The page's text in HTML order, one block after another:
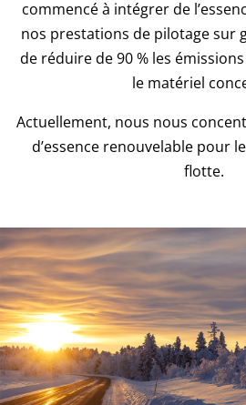
commencé à intégrer de
nos prestations de pilotage sur
de réduire de 90 % les
le matériel
Actuellement, nous nous
d’essence renouvelable pour
flotte.